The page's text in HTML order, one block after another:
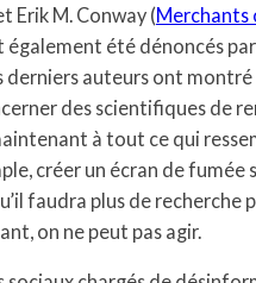
Erik M. Conway (
également été dénoncés
derniers auteurs ont
des scientifiques de
à tout ce qui
créer un écran de
faudra plus de recherche
on ne peut pas agir.